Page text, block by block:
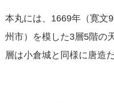
本丸には、1669年（寛文
州市）を模した3層5階の
層は小倉城と同様に唐造